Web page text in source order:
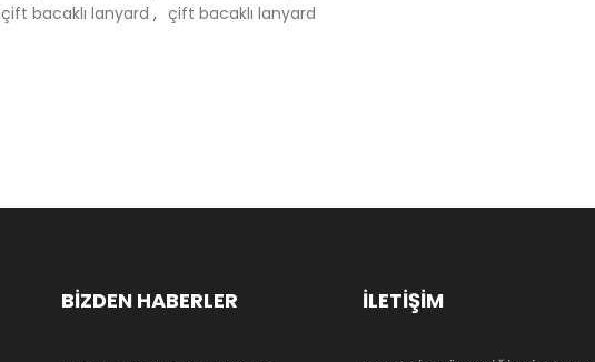
çift bacaklı lanyard , çift bacaklı lanyard
BİZDEN HABERLER İLETİŞİM